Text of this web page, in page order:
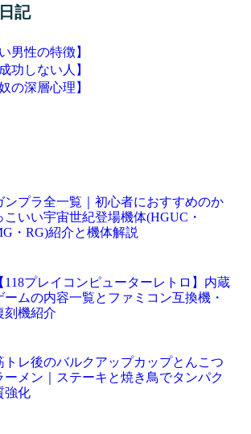
記
男性の特徴】
功しない人】
の深層心理】
ンプラ全一覧｜初心者におすすめのか
こいい宇宙世紀登場機体(HGUC・
・RG)紹介と機体解説
118プレイコンピューターレトロ】内蔵
ームの内容一覧とファミコン互換機・
刻機紹介
トレ後のバルクアップカップとんこつ
ーメン｜ステーキと焼き鳥でタンパク
強化